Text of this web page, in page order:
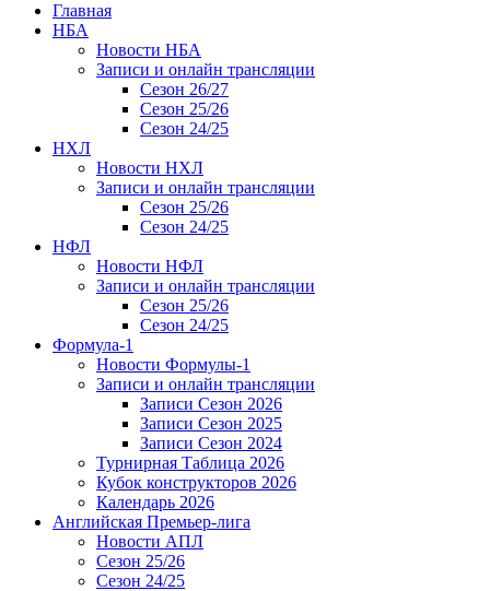
Главная
НБА
Новости НБА
Записи и онлайн трансляции
Сезон 26/27
Сезон 25/26
Сезон 24/25
НХЛ
Новости НХЛ
Записи и онлайн трансляции
Сезон 25/26
Сезон 24/25
НФЛ
Новости НФЛ
Записи и онлайн трансляции
Сезон 25/26
Сезон 24/25
Формула-1
Новости Формулы-1
Записи и онлайн трансляции
Записи Сезон 2026
Записи Сезон 2025
Записи Сезон 2024
Турнирная Таблица 2026
Кубок конструкторов 2026
Календарь 2026
Английская Премьер-лига
Новости АПЛ
Сезон 25/26
Сезон 24/25